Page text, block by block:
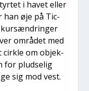
i havet eller
han øje på Tic-
kurs­æn­drin­ger
områ­det med
cirk­le om objek­
for plud­se­lig
sig mod vest.